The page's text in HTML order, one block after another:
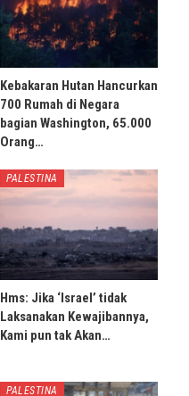
Kebakaran Hutan Hancurkan
700 Rumah di Negara
bagian Washington, 65.000
Orang…
PALESTINA
Hms: Jika ‘Israel’ tidak
Laksanakan Kewajibannya,
Kami pun tak Akan…
PALESTINA